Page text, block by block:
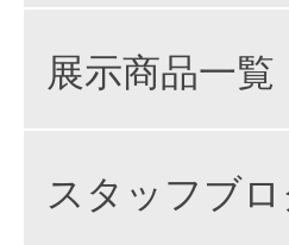
展示商品一覧
スタッフブ